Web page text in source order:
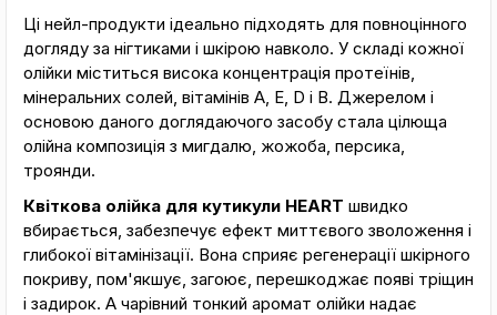
Ці нейл-продукти ідеально підходять для повноцінного
догляду за нігтиками і шкірою навколо. У складі кожної
олійки міститься висока концентрація протеїнів,
мінеральних солей, вітамінів А, Е, D і В. Джерелом і
основою даного доглядаючого засобу стала цілюща
олійна композиція з мигдалю, жожоба, персика,
троянди.
Квіткова олійка для кутикули HEART швидко
вбирається, забезпечує ефект миттєвого зволоження і
глибокої вітамінізації. Вона сприяє регенерації шкірного
покриву, пом'якшує, загоює, перешкоджає появі тріщин
і задирок. А чарівний тонкий аромат олійки надає